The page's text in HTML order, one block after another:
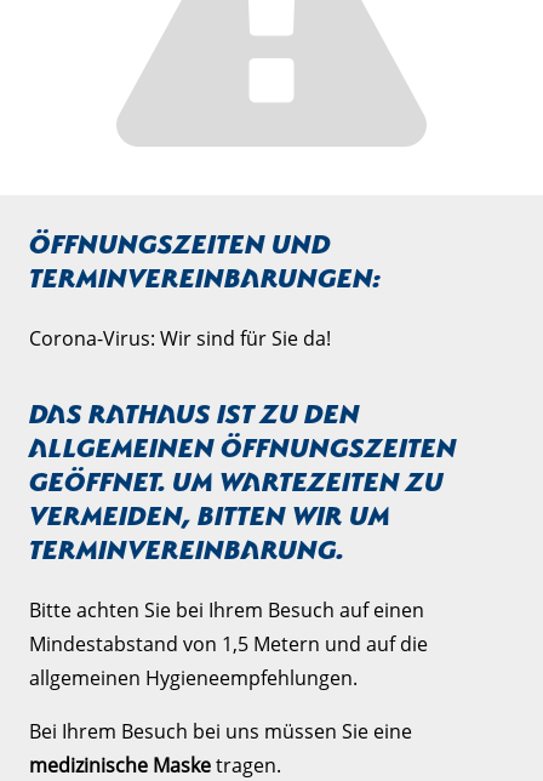
Öffnungszeiten und
Terminvereinbarungen:
Corona-Virus: Wir sind für Sie da!
Das Rathaus ist zu den
allgemeinen Öffnungszeiten
geöffnet. Um Wartezeiten zu
vermeiden, bitten wir um
Terminvereinbarung.
Bitte achten Sie bei Ihrem Besuch auf einen
Mindestabstand von 1,5 Metern und auf die
allgemeinen Hygieneempfehlungen.
Bei Ihrem Besuch bei uns müssen Sie eine
medizinische Masketragen.